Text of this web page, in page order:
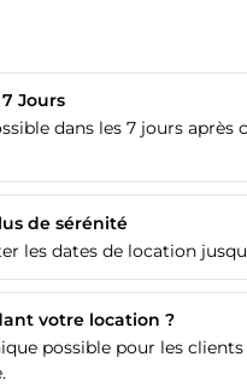
Jours
dans les 7 jours après
de sérénité
les dates de location
votre location ?
possible pour les